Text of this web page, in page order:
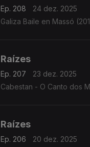
Ep. 208
24 dez. 2025
Galiza Baile en Massó
Raízes
Ep. 207
23 dez. 2025
Cabestan - O Canto dos
Raízes
Ep. 206
20 dez. 2025